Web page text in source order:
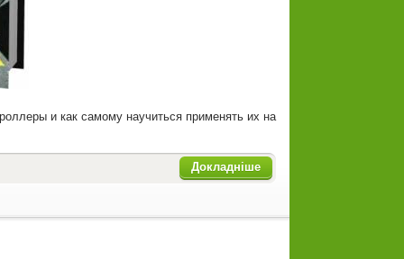
и как самому научиться применять их на
Докладніше